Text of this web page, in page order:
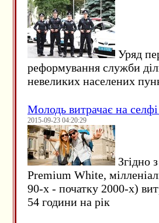
Уряд
реформування служби
невеликих населених
Молодь витрачає на
2015-09-23 04:20:29
Згідно
Premium White,
90-х - початку 2000-х)
54 години на рік